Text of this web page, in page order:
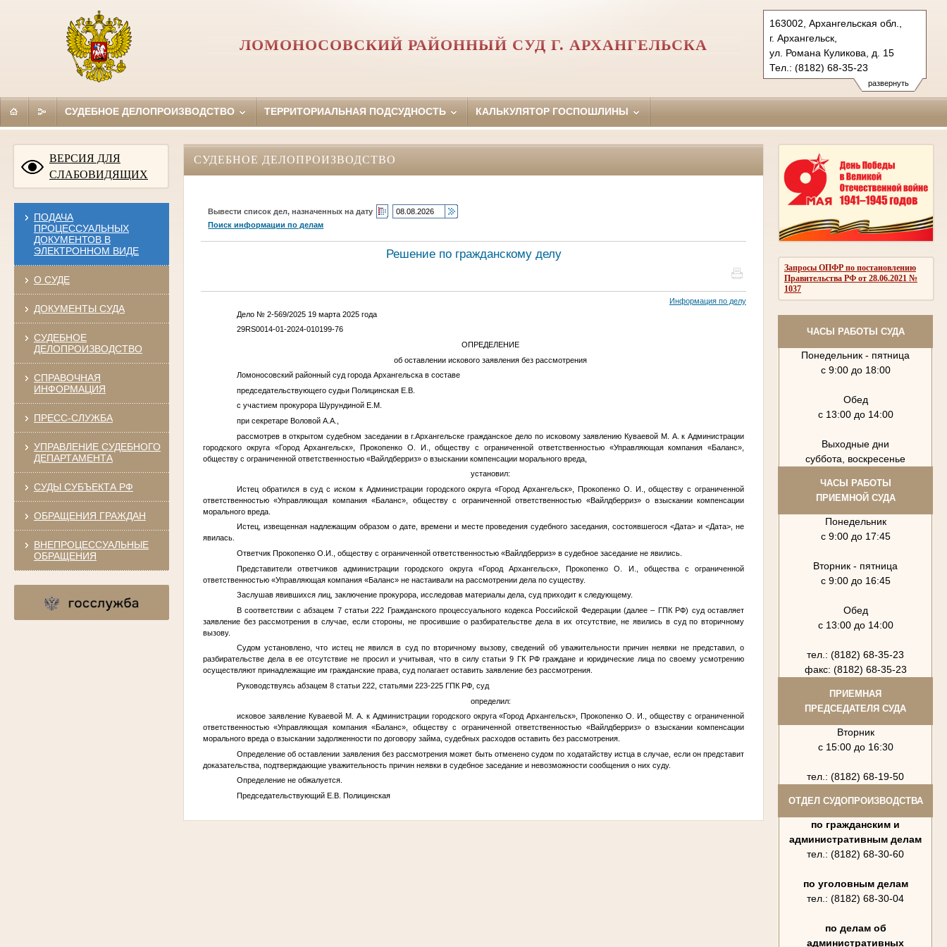
развернуть
163002, Архангельская обл.,
г. Архангельск,
ул. Романа Куликова, д. 15
Тел.: (8182) 68-35-23
lomonosovsky.arh@sudrf.ru
ЛОМОНОСОВСКИЙ РАЙОННЫЙ СУД Г. АРХАНГЕЛЬСКА
СУДЕБНОЕ ДЕЛОПРОИЗВОДСТВО ТЕРРИТОРИАЛЬНАЯ ПОДСУДНОСТЬ КАЛЬКУЛЯТОР ГОСПОШЛИНЫ
ВЕРСИЯ ДЛЯ
СЛАБОВИДЯЩИХ
ПОДАЧА
ПРОЦЕССУАЛЬНЫХ
ДОКУМЕНТОВ В
ЭЛЕКТРОННОМ ВИДЕ
О СУДЕ
ДОКУМЕНТЫ СУДА
СУДЕБНОЕ
ДЕЛОПРОИЗВОДСТВО
СПРАВОЧНАЯ
ИНФОРМАЦИЯ
ПРЕСС-СЛУЖБА
УПРАВЛЕНИЕ СУДЕБНОГО
ДЕПАРТАМЕНТА
СУДЫ СУБЪЕКТА РФ
ОБРАЩЕНИЯ ГРАЖДАН
ВНЕПРОЦЕССУАЛЬНЫЕ
ОБРАЩЕНИЯ
Запросы ОПФР по постановлению
Правительства РФ от 28.06.2021 №
1037
ЧАСЫ РАБОТЫ СУДА
Понедельник - пятница
с 9:00 до 18:00
Обед
с 13:00 до 14:00
Выходные дни
суббота, воскресенье
ЧАСЫ РАБОТЫ
ПРИЕМНОЙ СУДА
Понедельник
с 9:00 до 17:45
Вторник - пятница
с 9:00 до 16:45
Обед
с 13:00 до 14:00
тел.: (8182) 68-35-23
факс: (8182) 68-35-23
ПРИЕМНАЯ
ПРЕДСЕДАТЕЛЯ СУДА
Вторник
с 15:00 до 16:30
тел.: (8182) 68-19-50
ОТДЕЛ СУДОПРОИЗВОДСТВА
по гражданским и
административным делам
тел.: (8182) 68-30-60
по уголовным делам
тел.: (8182) 68-30-04
по делам об
административных
СУДЕБНОЕ ДЕЛОПРОИЗВОДСТВО
Вывести список дел, назначенных на дату
Поиск информации по делам
Решение по гражданскому делу
Информация по делу
Дело № 2-569/2025 19 марта 2025 года
29RS0014-01-2024-010199-76
ОПРЕДЕЛЕНИЕ
об оставлении искового заявления без рассмотрения
Ломоносовский районный суд города Архангельска в составе
председательствующего судьи Полицинская Е.В.
с участием прокурора Шурундиной Е.М.
при секретаре Воловой А.А.,
рассмотрев в открытом судебном заседании в г.Архангельске гражданское дело по исковому заявлениюКуваевой М. А. к Администрации
городского округа «Город Архангельск»,Прокопенко О. И.
, обществу с ограниченной ответственностью «Управляющая компания «Баланс»,
обществу с ограниченной ответственностью «Вайлдберриз» о взыскании компенсации морального вреда,
установил:
Истец обратился в суд с иском к Администрации городского округа «Город Архангельск», Прокопенко О. И.
, обществу с ограниченной
ответственностью «Управляющая компания «Баланс», обществу с ограниченной ответственностью «Вайлдберриз» о взыскании компенсации
морального вреда.
Истец, извещенная надлежащим образом о дате, времени и месте проведения судебного заседания, состоявшегося<Дата> и<Дата> , не
явилась.
Ответчик Прокопенко О.И.
, обществу с ограниченной ответственностью «Вайлдберриз» в судебное заседание не явились.
Представители ответчиков администрации городского округа «Город Архангельск»,Прокопенко О. И.
, общества с ограниченной
ответственностью «Управляющая компания «Баланс» не настаивали на рассмотрении дела по существу.
Заслушав явившихся лиц, заключение прокурора, исследовав материалы дела, суд приходит к следующему.
В соответствии с абзацем 7 статьи 222 Гражданского процессуального кодекса Российской Федерации (далее – ГПК РФ) суд оставляет
заявление без рассмотрения в случае, если стороны, не просившие о разбирательстве дела в их отсутствие, не явились в суд по вторичному
вызову.
Судом установлено, что истец не явился в суд по вторичному вызову, сведений об уважительности причин неявки не представил, о
разбирательстве дела в ее отсутствие не просил и учитывая, что в силу статьи 9 ГК РФ граждане и юридические лица по своему усмотрению
осуществляют принадлежащие им гражданские права, суд полагает оставить заявление без рассмотрения.
Руководствуясь абзацем 8 статьи 222, статьями 223-225 ГПК РФ, суд
определил:
исковое заявление Куваевой М. А. к Администрации городского округа «Город Архангельск»,Прокопенко О. И.
, обществу с ограниченной
ответственностью «Управляющая компания «Баланс», обществу с ограниченной ответственностью «Вайлдберриз» о взыскании компенсации
морального вреда о взыскании задолженности по договору займа, судебных расходов оставить без рассмотрения.
Определение об оставлении заявления без рассмотрения может быть отменено судом по ходатайству истца в случае, если он представит
доказательства, подтверждающие уважительность причин неявки в судебное заседание и невозможности сообщения о них суду.
Определение не обжалуется.
Председательствующий Е.В. Полицинская